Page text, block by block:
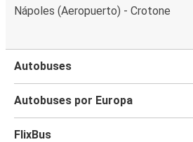
Nápoles (Aeropuerto) - Crotone
Autobuses
Autobuses por Europa
FlixBus